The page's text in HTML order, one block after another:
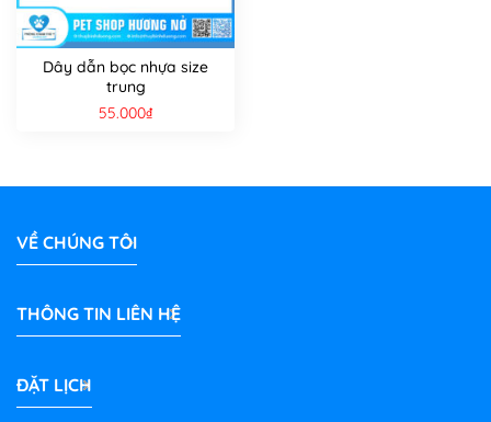
Dây dẫn bọc nhựa size
trung
55.000₫
VỀ CHÚNG TÔI
THÔNG TIN LIÊN HỆ
ĐẶT LỊCH